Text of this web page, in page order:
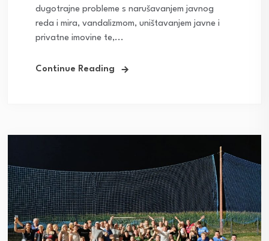
dugotrajne probleme s narušavanjem javnog
reda i mira, vandalizmom, uništavanjem javne i
privatne imovine te,...
Continue Reading